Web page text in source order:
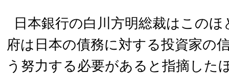
日本銀行の白川方明総裁はこの
府は日本の債務に対する投資家の
う努力する必要があると指摘した